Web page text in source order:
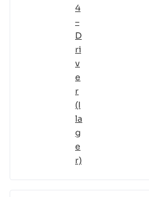
4
–
D
ri
v
e
r
(I
la
g
e
r)